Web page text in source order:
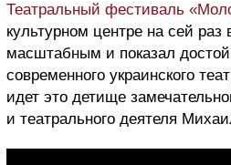
Театральный фестиваль
культурном центре на сей
масштабным и показал
современного украинского
идет это детище
и театрального деятеля